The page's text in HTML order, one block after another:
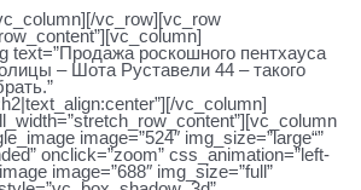
vc_row][vc_row
text=”Продажа роскошного пентхауса
– Шота Руставели 44 – такого
vc_column]
image=”524″ img_size=”large“”
onclick=”zoom” css_animation=”left-
image=”688″ img_size=”full”